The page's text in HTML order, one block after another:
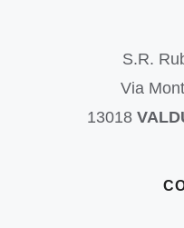
S.R.
Via
13018